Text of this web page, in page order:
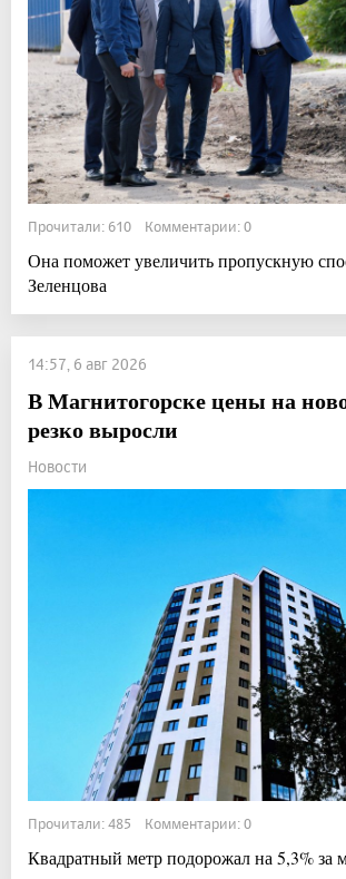
Прочитали: 610 Комментарии: 0
Она поможет увеличить пропускную
Зеленцова
14:57, 6 авг 2026
В Магнитогорске цены на
резко выросли
Новости
Прочитали: 485 Комментарии: 0
Квадратный метр подорожал на 5,3% за